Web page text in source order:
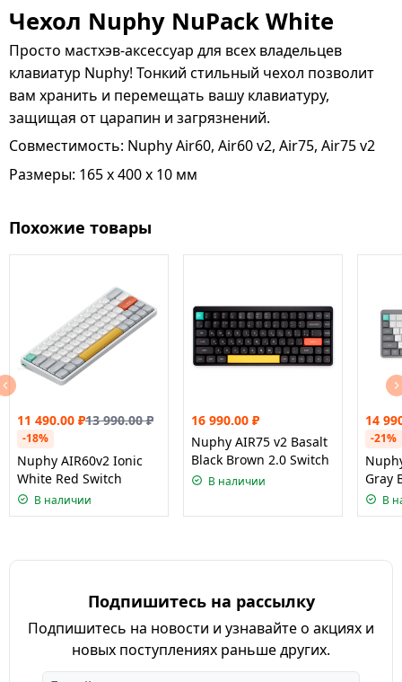
Чехол Nuphy NuPack White
Просто мастхэв-аксессуар для всех владельцев
клавиатур Nuphy! Тонкий стильный чехол позволит
вам хранить и перемещать вашу клавиатуру,
защищая от царапин и загрязнений.
Совместимость: Nuphy Air60, Air60 v2, Air75, Air75 v2
Размеры: 165 x 400 x 10 мм
Похожие товары
11 490.00 ₽13 990.00₽
-18%
Nuphy AIR60v2 Ionic
White Red Switch
В наличии
16 990.00 ₽
Nuphy AIR75 v2 Basalt
Black Brown 2.0 Switch
В наличии
14
-21%
Gray
В
Подпишитесь на рассылку
Подпишитесь на новости и узнавайте о акциях и
новых поступлениях раньше других.